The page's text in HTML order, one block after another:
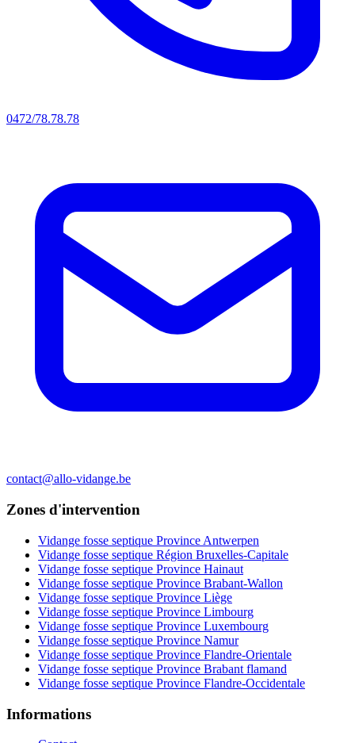
0472/78.78.78
contact@allo-vidange.be
Zones d'intervention
Vidange fosse septique Province Antwerpen
Vidange fosse septique Région Bruxelles-Capitale
Vidange fosse septique Province Hainaut
Vidange fosse septique Province Brabant-Wallon
Vidange fosse septique Province Liège
Vidange fosse septique Province Limbourg
Vidange fosse septique Province Luxembourg
Vidange fosse septique Province Namur
Vidange fosse septique Province Flandre-Orientale
Vidange fosse septique Province Brabant flamand
Vidange fosse septique Province Flandre-Occidentale
Informations